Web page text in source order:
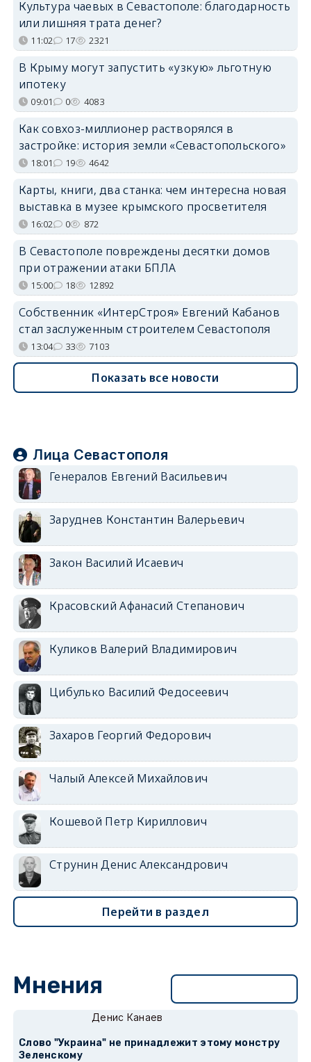
Культура чаевых в Севастополе: благодарность
или лишняя трата денег?
11:02 17 2321
В Крыму могут запустить «узкую» льготную
ипотеку
09:01 0 4083
Как совхоз-миллионер растворялся в
застройке: история земли «Севастопольского»
18:01 19 4642
Карты, книги, два станка: чем интересна новая
выставка в музее крымского просветителя
16:02 0 872
В Севастополе повреждены десятки домов
при отражении атаки БПЛА
15:00 18 12892
Собственник «ИнтерСтроя» Евгений Кабанов
стал заслуженным строителем Севастополя
13:04 33 7103
Показать все новости
Лица Севастополя
Генералов Евгений Васильевич
Заруднев Константин Валерьевич
Закон Василий Исаевич
Красовский Афанасий Степанович
Куликов Валерий Владимирович
Цибулько Василий Федосеевич
Захаров Георгий Федорович
Чалый Алексей Михайлович
Кошевой Петр Кириллович
Струнин Денис Александрович
Перейти в раздел
Мнения
Денис Канаев
Слово "Украина" не принадлежит этому монстру
Зеленскому